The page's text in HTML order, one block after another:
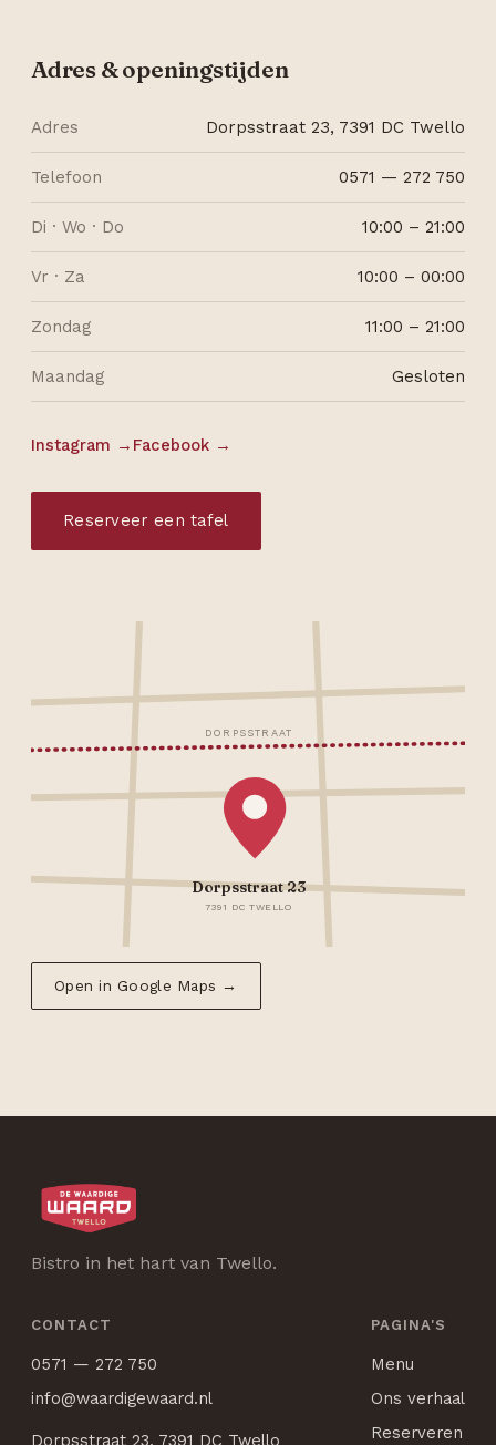
Adres & openingstijden
Adres Dorpsstraat 23, 7391 DC Twello
Telefoon 0571 — 272 750
Di · Wo · Do 10:00 – 21:00
Vr · Za 10:00 – 00:00
Zondag 11:00 – 21:00
Maandag Gesloten
Instagram → Facebook →
Reserveer een tafel
DORPSSTRAAT
Dorpsstraat 23
7391 DC TWELLO
Open in Google Maps →
Bistro in het hart van Twello.
CONTACT
0571 — 272 750
info@waardigewaard.nl
Dorpsstraat 23, 7391 DC Twello
PAGINA'S
Menu
Ons verhaal
Reserveren